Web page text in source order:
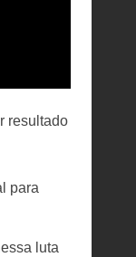
resultado
para
luta